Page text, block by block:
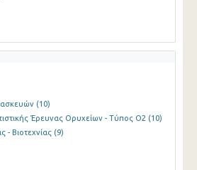
(10)
Έρευνας Ορυχείων - Τύπος Ο2 (10)
- Βιοτεχνίας (9)